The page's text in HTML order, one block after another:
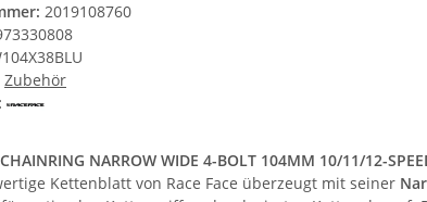
2019108760
Zubehör
NARROW WIDE 4-BOLT 104MM 10/11/12-
Kettenblatt von Race Face überzeugt mit seiner